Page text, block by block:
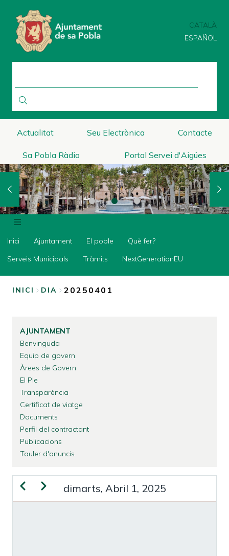
contingut
CATALÀ
ESPAÑOL
Actualitat Seu Electrònica Contacte
Sa Pobla Ràdio Portal Servei d'Aigües
Inici
Ajuntament
El
Serveis
Municipals
Tràmits
NextGenerationEU
Inici Ajuntament El poble
Què fer?
Serveis Municipals
Tràmits NextGenerationEU
INICI DIA 20250401
AJUNTAMENT
Benvinguda
Equip de govern
Àrees de Govern
El Ple
Transparència
Certificat de viatge
Documents
Perfil del contractant
Publicacions
Tauler d'anuncis
dimarts, Abril 1, 2025
Previous
Next